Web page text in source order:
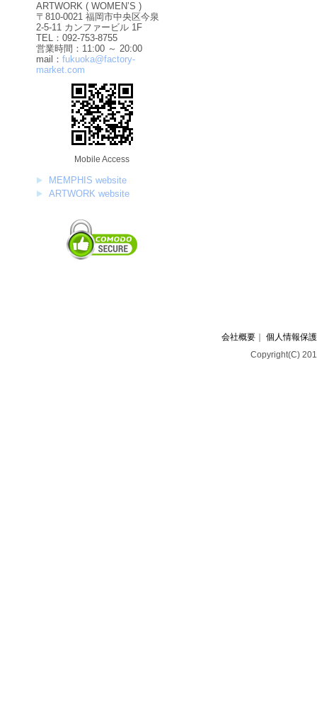
ARTWORK ( WOMEN’S )
〒810-0021 福岡市中央区今泉
2-5-11 カンファービル 1F
TEL：092-753-8755
営業時間：11:00 ～ 20:00
mail： fukuoka@factory-
market.com
Mobile Access
MEMPHIS website
ARTWORK website
会社概要 ｜
個人情報保
Copyright(C)